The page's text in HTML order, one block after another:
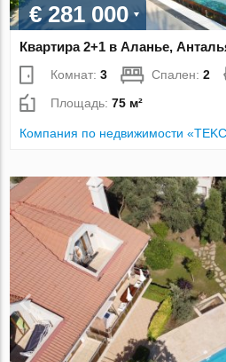
€ 281 000
Квартира 2+1 в Аланье,
Комнат:3 Спален:2
Площадь:75 м²
Компания по недвижимости